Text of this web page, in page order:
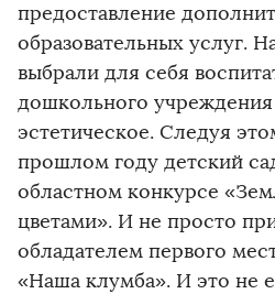
предоставление
образовательных услуг.
выбрали для себя
дошкольного
эстетическое. Следуя
прошлом году детский
областном конкурсе
цветами». И не просто
обладателем первого
«Наша клумба». И это не